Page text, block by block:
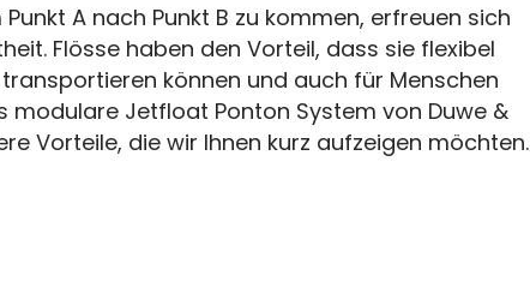
A nach Punkt B zu kommen, erfreuen sich
Flösse haben den Vorteil, dass sie flexibel
können und auch für Menschen
modulare Jetfloat Ponton System von Duwe &
Vorteile, die wir Ihnen kurz aufzeigen möchten.